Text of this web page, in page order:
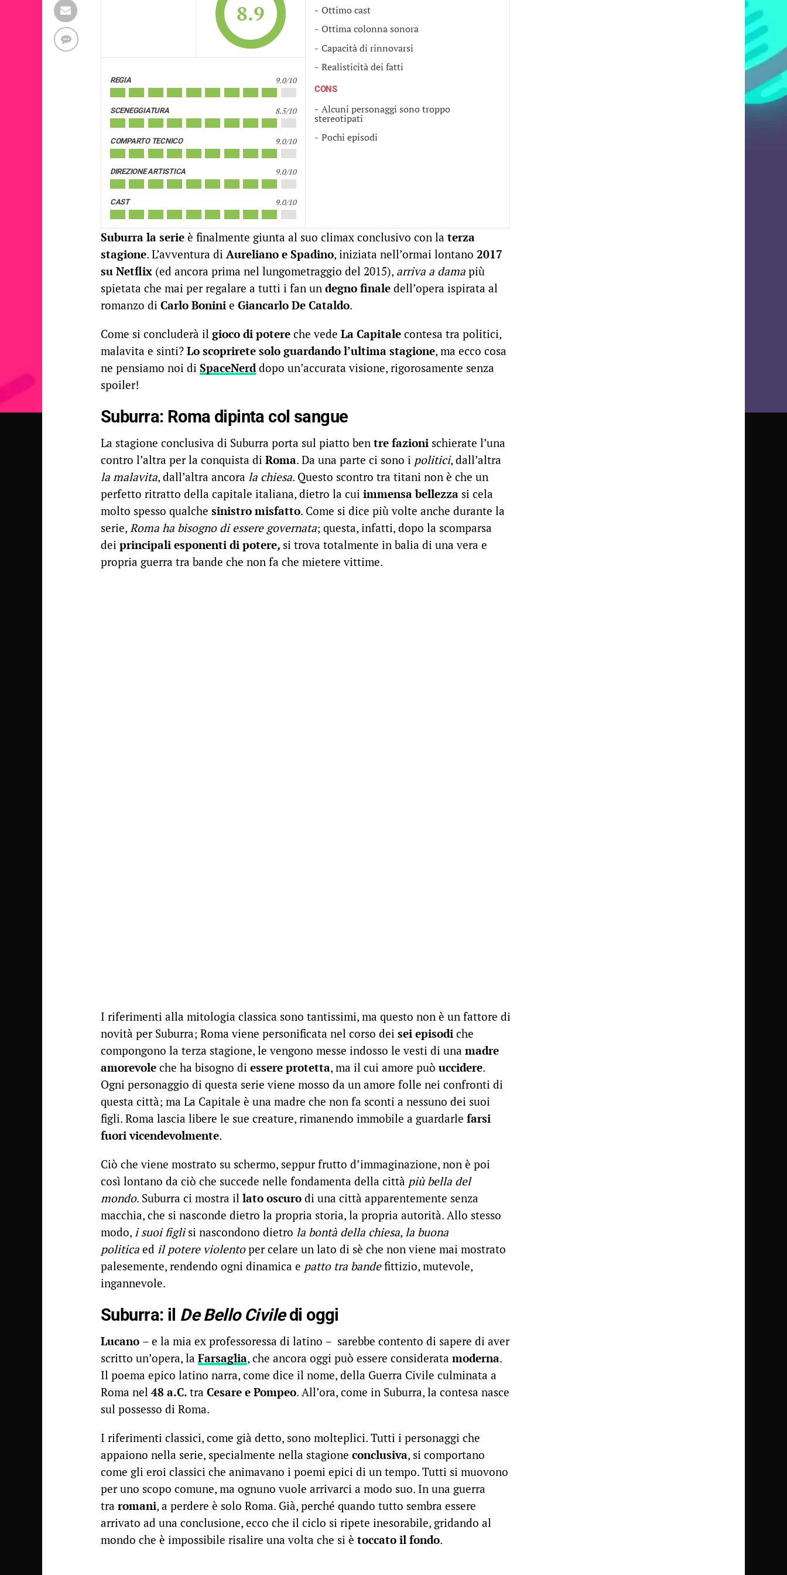
8.9
REGIA 9.0/10
SCENEGGIATURA 8.5/10
COMPARTO TECNICO 9.0/10
DIREZIONE ARTISTICA 9.0/10
CAST 9.0/10
Ottimo cast
Ottima colonna sonora
Capacità di rinnovarsi
Realisticità dei fatti
CONS
Alcuni personaggi sono troppo
stereotipati
Pochi episodi
Suburra la serie è finalmente giunta al suo climax conclusivo con la terza
stagione. L’avventura di Aureliano e Spadino, iniziata nell’ormai lontano 2017
su Netflix (ed ancora prima nel lungometraggio del 2015), arriva a dama più
spietata che mai per regalare a tutti i fan un degno finale dell’opera ispirata al
romanzo di Carlo Bonini e Giancarlo De Cataldo.
Come si concluderà il gioco di potere che vede La Capitale contesa tra politici,
malavita e sinti? Lo scoprirete solo guardando l’ultima stagione, ma ecco cosa
ne pensiamo noi di SpaceNerddopo un’accurata visione, rigorosamente senza
spoiler!
Suburra: Roma dipinta col sangue
La stagione conclusiva di Suburra porta sul piatto ben tre fazioni schierate l’una
contro l’altra per la conquista di Roma. Da una parte ci sono i politici, dall’altra
la malavita, dall’altra ancora la chiesa. Questo scontro tra titani non è che un
perfetto ritratto della capitale italiana, dietro la cui immensa bellezza si cela
molto spesso qualche sinistro misfatto. Come si dice più volte anche durante la
serie, Roma ha bisogno di essere governata; questa, infatti, dopo la scomparsa
dei principali esponenti di potere, si trova totalmente in balia di una vera e
propria guerra tra bande che non fa che mietere vittime.
I riferimenti alla mitologia classica sono tantissimi, ma questo non è un fattore di
novità per Suburra; Roma viene personificata nel corso dei sei episodi che
compongono la terza stagione, le vengono messe indosso le vesti di una madre
amorevole che ha bisogno di essere protetta, ma il cui amore può uccidere.
Ogni personaggio di questa serie viene mosso da un amore folle nei confronti di
questa città; ma La Capitale è una madre che non fa sconti a nessuno dei suoi
figli. Roma lascia libere le sue creature, rimanendo immobile a guardarle farsi
fuori vicendevolmente.
Ciò che viene mostrato su schermo, seppur frutto d’immaginazione, non è poi
così lontano da ciò che succede nelle fondamenta della città più bella del
mondo. Suburra ci mostra il lato oscuro di una città apparentemente senza
macchia, che si nasconde dietro la propria storia, la propria autorità. Allo stesso
modo, i suoi figlisi nascondono dietro la bontà della chiesa, la buona
politica ed il potere violentoper celare un lato di sè che non viene mai mostrato
palesemente, rendendo ogni dinamica e patto tra bandefittizio, mutevole,
ingannevole.
Suburra: il De Bello Civiledi oggi
Lucano – e la mia ex professoressa di latino – sarebbe contento di sapere di aver
scritto un’opera, la Farsaglia, che ancora oggi può essere considerata moderna.
Il poema epico latino narra, come dice il nome, della Guerra Civile culminata a
Roma nel 48 a.C. tra Cesare e Pompeo. All’ora, come in Suburra, la contesa nasce
sul possesso di Roma.
I riferimenti classici, come già detto, sono molteplici. Tutti i personaggi che
appaiono nella serie, specialmente nella stagione conclusiva, si comportano
come gli eroi classici che animavano i poemi epici di un tempo. Tutti si muovono
per uno scopo comune, ma ognuno vuole arrivarci a modo suo. In una guerra
tra romani, a perdere è solo Roma. Già, perché quando tutto sembra essere
arrivato ad una conclusione, ecco che il ciclo si ripete inesorabile, gridando al
mondo che è impossibile risalire una volta che si è toccato il fondo.